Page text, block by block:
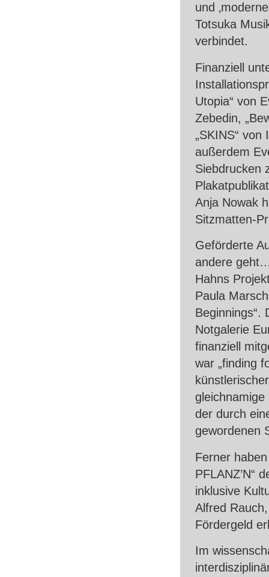
und
Totsuka
verbindet.
Finanziell
Utopia“ von
Zebedin,
„SKINS“
außerdem
Siebdrucken
Anja Nowak
Sitzmatten-
Geförderte
andere
Hahns
Paula
Beginnings“.
Notgalerie
finanziell
war „finding
der durch
gewordenen
Ferner
PFLANZ’N“
inklusive
Alfred
Fördergeld
Im